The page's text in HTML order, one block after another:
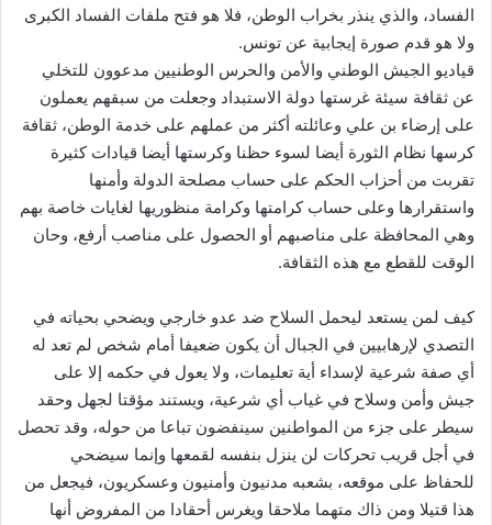
الفساد، والذي ينذر بخراب الوطن، فلا هو فتح ملفات الفساد الكبرى
ولا هو قدم صورة إيجابية عن تونس.
قياديو الجيش الوطني والأمن والحرس الوطنيين مدعوون للتخلي
عن ثقافة سيئة غرستها دولة الاستبداد وجعلت من سبقهم يعملون
على إرضاء بن علي وعائلته أكثر من عملهم على خدمة الوطن، ثقافة
كرسها نظام الثورة أيضا لسوء حظنا وكرستها أيضا قيادات كثيرة
تقربت من أحزاب الحكم على حساب مصلحة الدولة وأمنها
واستقرارها وعلى حساب كرامتها وكرامة منظوريها لغايات خاصة بهم
وهي المحافظة على مناصبهم أو الحصول على مناصب أرفع، وحان
الوقت للقطع مع هذه الثقافة.
كيف لمن يستعد ليحمل السلاح ضد عدو خارجي ويضحي بحياته في
التصدي لإرهابيين في الجبال أن يكون ضعيفا أمام شخص لم تعد له
أي صفة شرعية لإسداء أية تعليمات، ولا يعول في حكمه إلا على
جيش وأمن وسلاح في غياب أي شرعية، ويستند مؤقتا لجهل وحقد
سيطر على جزء من المواطنين سينفضون تباعا من حوله، وقد تحصل
في أجل قريب تحركات لن ينزل بنفسه لقمعها وإنما سيضحي
للحفاظ على موقعه، بشعبه مدنيون وأمنيون وعسكريون، فيجعل من
هذا قتيلا ومن ذاك متهما ملاحقا ويغرس أحقادا من المفروض أنها